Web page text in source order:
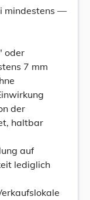
mindestens —
oder
7 mm
der
haltbar
auf
lediglich